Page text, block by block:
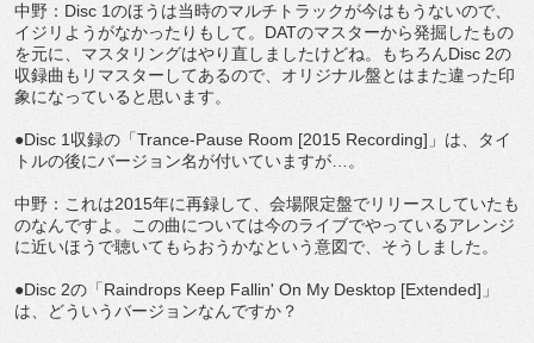
中野：Disc 1のほうは当時のマルチトラックが今はもうないので、
イジリようがなかったりもして。DATのマスターから発掘したもの
を元に、マスタリングはやり直しましたけどね。もちろんDisc 2の
収録曲もリマスターしてあるので、オリジナル盤とはまた違った印
象になっていると思います。
●Disc 1収録の「Trance-Pause Room [2015 Recording]」は、タイ
トルの後にバージョン名が付いていますが…。
中野：これは2015年に再録して、会場限定盤でリリースしていたも
のなんですよ。この曲については今のライブでやっているアレンジ
に近いほうで聴いてもらおうかなという意図で、そうしました。
●Disc 2の「Raindrops Keep Fallin' On My Desktop [Extended]」
は、どういうバージョンなんですか？